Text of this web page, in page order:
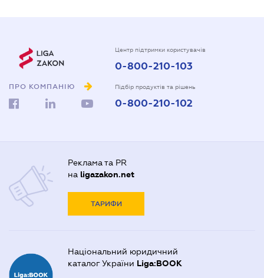
ПРО КОМПАНІЮ
Центр підтримки користувачів
0-800-210-103
Підбір продуктів та рішень
0-800-210-102
Реклама та PR
на ligazakon.net
ТАРИФИ
Національний юридичний
каталог України Liga:BOOK